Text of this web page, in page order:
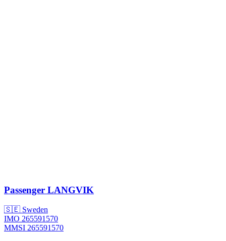
Passenger LANGVIK
🇸🇪 Sweden
IMO 265591570
MMSI 265591570